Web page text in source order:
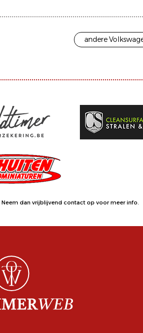
andere
Neem dan vrijblijvend contact op voor meer info.